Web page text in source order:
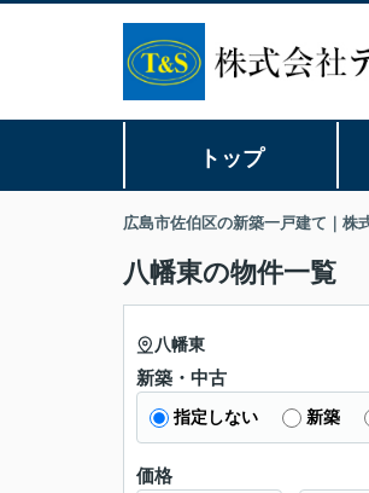
トップ
広島市佐伯区の新築一戸建て｜株
八幡東の物件一覧
八幡東
新築・中古
指定しない 新築
価格